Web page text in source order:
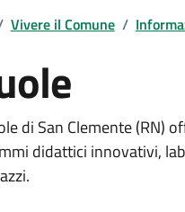
Vivere il Comune /
di San Clemente (RN)
didattici innovativi,